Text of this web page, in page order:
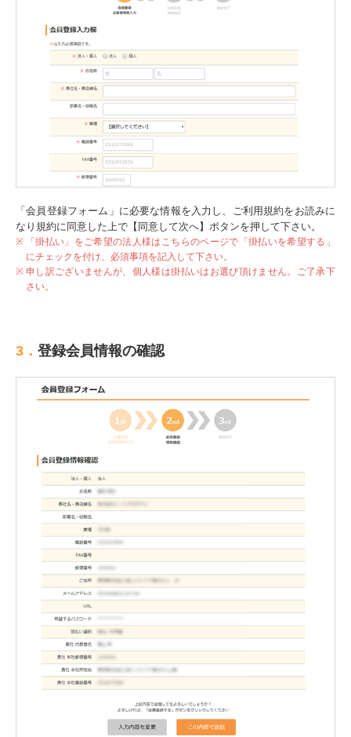
「会員登録フォーム」に必要な情報を入力し、 ご利用規約をお読みに
なり規約に同意した上で【同意して次へ】ボタンを押して下さい。
「掛払い」をご希望の法人様はこちらのページで「掛払いを希望する」
にチェックを付け、必須事項を記入して下さい。
申し訳ございませんが、個人様は掛払いはお選び頂けません。ご了承下
さい。
3． 登録会員情報の確認